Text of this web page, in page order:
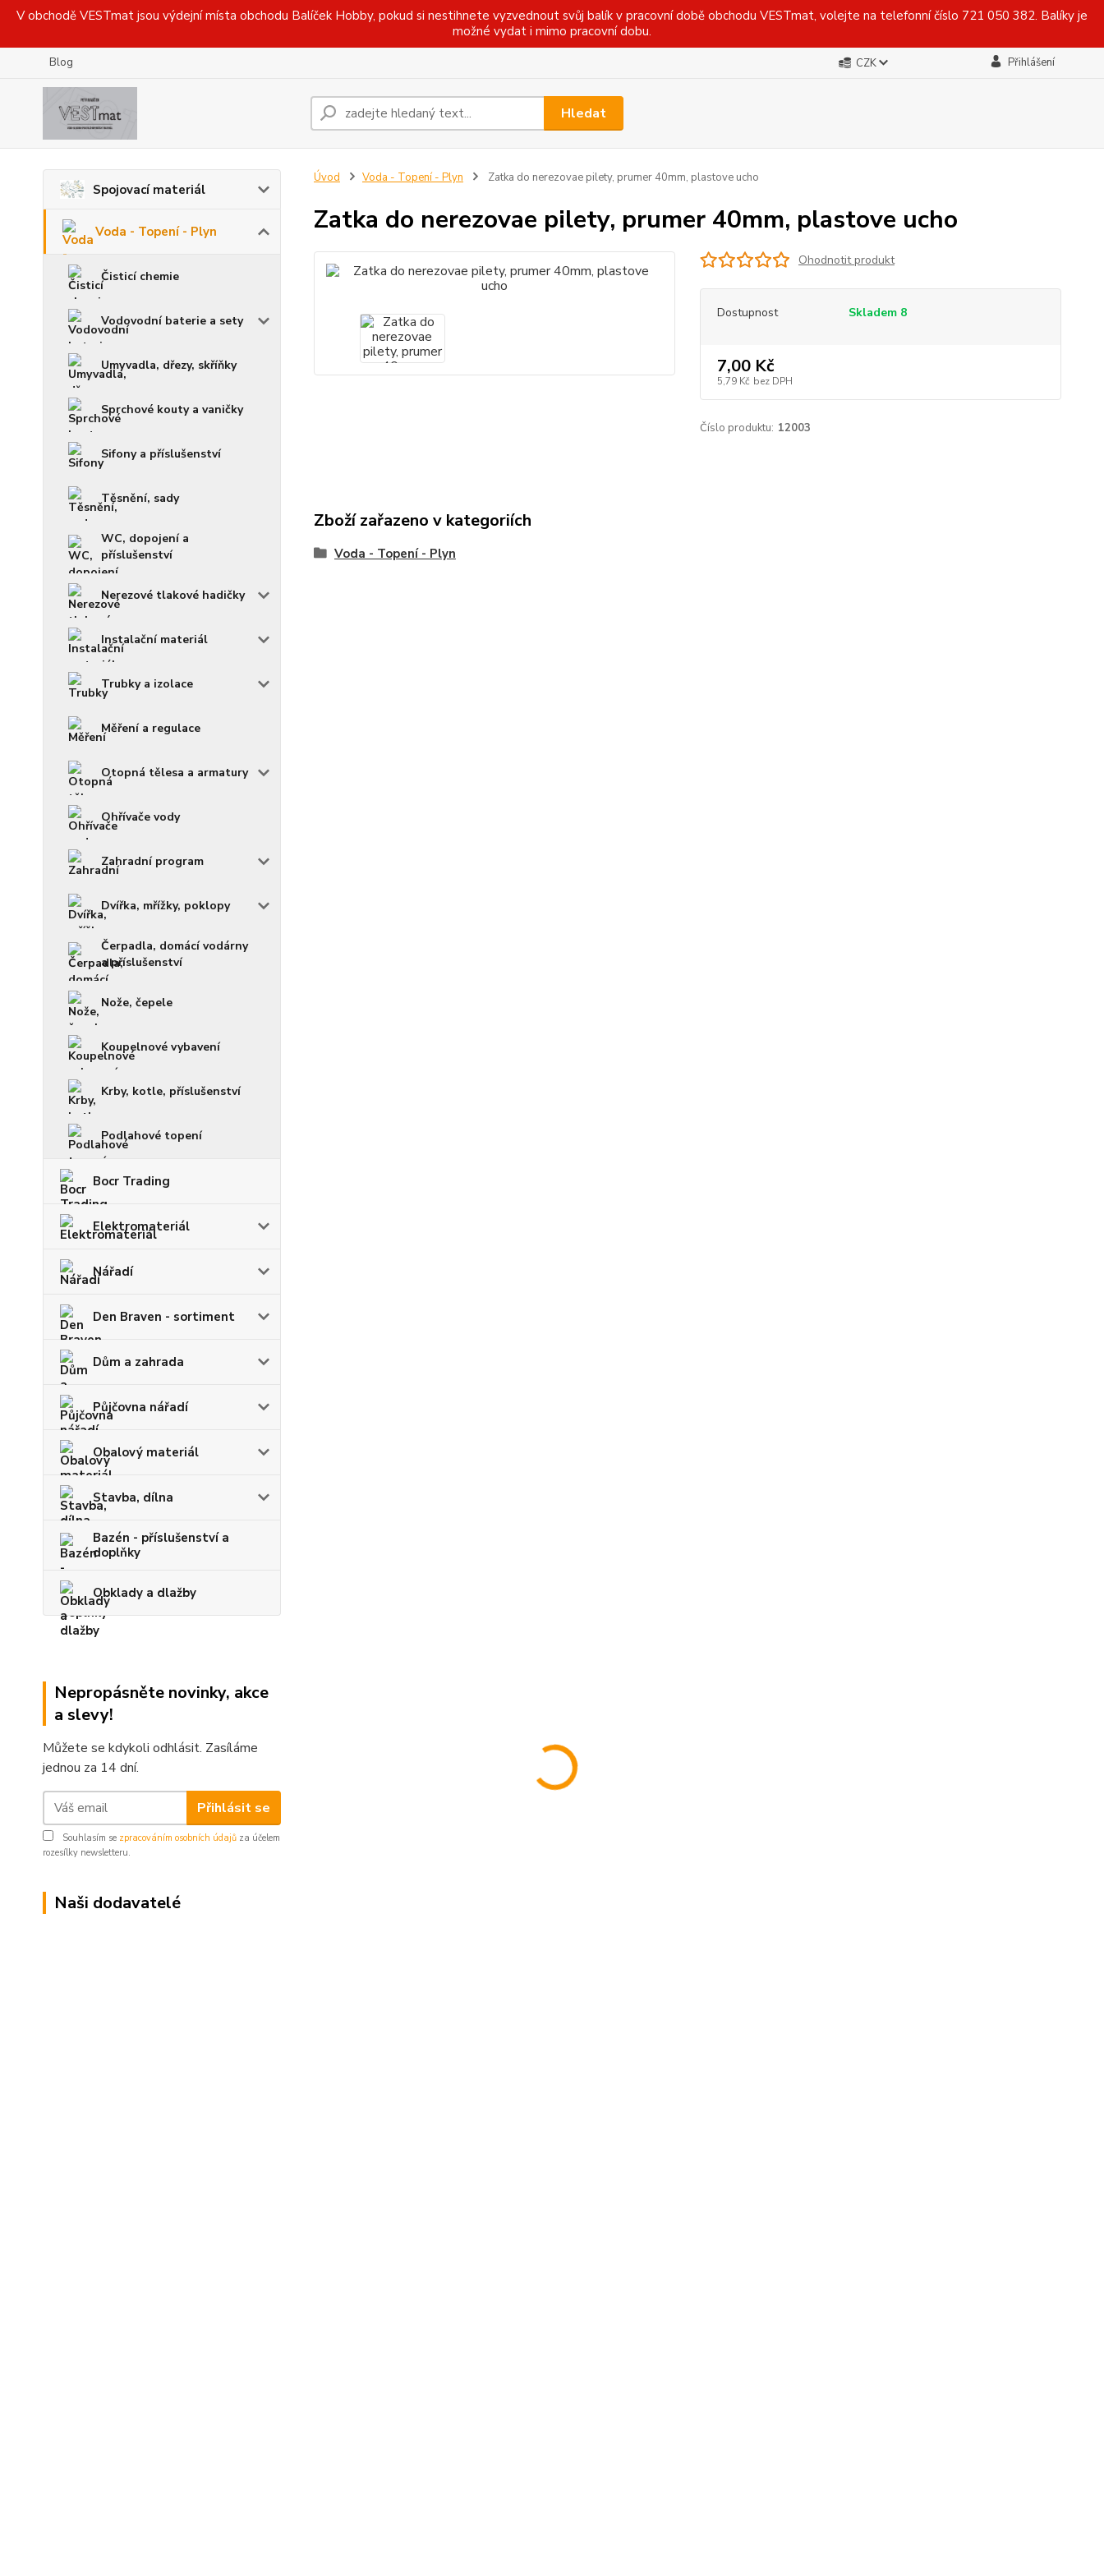
V obchodě VESTmat jsou výdejní místa obchodu Balíček Hobby, pokud si nestihnete vyzvednout svůj balík v pracovní době obchodu VESTmat, volejte na telefonní číslo 721 050 382. Balíky je
možné vydat i mimo pracovní dobu.
Blog CZK Přihlášení
Hledat
Spojovací materiál
Voda - Topení - Plyn
Čisticí chemie
Vodovodní baterie a sety
Umyvadla, dřezy, skříňky
Sprchové kouty a vaničky
Sifony a příslušenství
Těsnění, sady
WC, dopojení a
příslušenství
Nerezové tlakové hadičky
Instalační materiál
Trubky a izolace
Měření a regulace
Otopná tělesa a armatury
Ohřívače vody
Zahradní program
Dvířka, mřížky, poklopy
Čerpadla, domácí vodárny
a příslušenství
Nože, čepele
Koupelnové vybavení
Krby, kotle, příslušenství
Podlahové topení
Bocr Trading
Elektromateriál
Nářadí
Den Braven - sortiment
Dům a zahrada
Půjčovna nářadí
Obalový materiál
Stavba, dílna
Bazén - příslušenství a
doplňky
Obklady a dlažby
Nepropásněte novinky, akce
a slevy!
Můžete se kdykoli odhlásit. Zasíláme
jednou za 14 dní.
Přihlásit se
Souhlasím se zpracováním osobních údajů za účelem
rozesílky newsletteru.
Naši dodavatelé
Úvod Voda - Topení - Plyn Zatka do nerezovae pilety, prumer 40mm, plastove ucho
Zatka do nerezovae pilety, prumer 40mm, plastove ucho
Ohodnotit produkt
Dostupnost Skladem 8
7,00 Kč
5,79 Kč bez DPH
Číslo produktu: 12003
Zboží zařazeno v kategoriích
Voda - Topení - Plyn